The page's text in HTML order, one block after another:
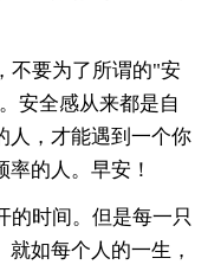
不要为了所谓的"安
安全感从来都是自
人，才能遇到一个你
的人。早安！
的时间。但是每一只
如每个人的一生，